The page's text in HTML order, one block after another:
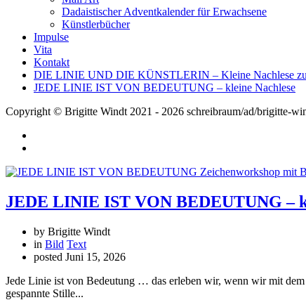
Dadaistischer Adventkalender für Erwachsene
Künstlerbücher
Impulse
Vita
Kontakt
DIE LINIE UND DIE KÜNSTLERIN – Kleine Nachlese
JEDE LINIE IST VON BEDEUTUNG – kleine Nachlese
Copyright © Brigitte Windt 2021 - 2026 schreibraum/ad/brigitte-
JEDE LINIE IST VON BEDEUTUNG –
by Brigitte Windt
in Bild Text
posted Juni 15, 2026
Jede Linie ist von Bedeutung … das erleben wir, wenn wir mit
gespannte Stille...